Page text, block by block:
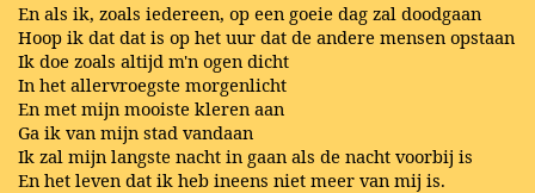
En als ik, zoals iedereen, op een goeie dag zal doodgaan
Hoop ik dat dat is op het uur dat de andere mensen opstaan
Ik doe zoals altijd m'n ogen dicht
In het allervroegste morgenlicht
En met mijn mooiste kleren aan
Ga ik van mijn stad vandaan
Ik zal mijn langste nacht in gaan als de nacht voorbij is
En het leven dat ik heb ineens niet meer van mij is.